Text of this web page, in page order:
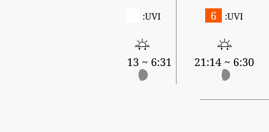
UVI:
6
6:30 ~ 21:14
UVI:
6:31 ~ 21:13